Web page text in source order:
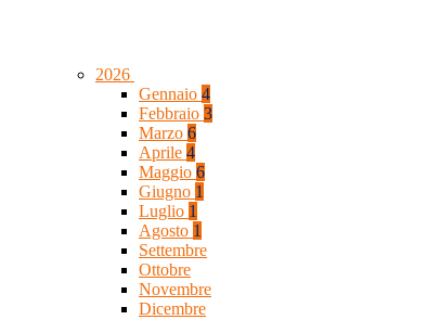
2026
Gennaio 4
Febbraio 3
Marzo 6
Aprile 4
Maggio 6
Giugno 1
Luglio 1
Agosto 1
Settembre
Ottobre
Novembre
Dicembre